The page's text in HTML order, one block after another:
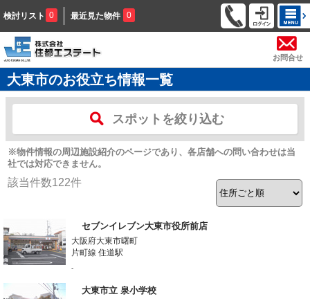
検討リスト 0 最近見た物件 0
お問合せ
大東市のお役立ち情報一覧
スポットを絞り込む
※物件情報の周辺施設紹介のページであり、各店舗への問い合わせは当
社では対応できません。
該当件数122件
セブンイレブン大東市役所前店
大阪府大東市曙町
片町線 住道駅
-
大東市立 泉小学校